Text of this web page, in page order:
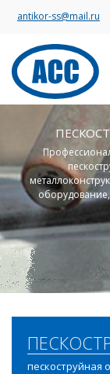
antikor-ss@mail.ru
пескоструйная